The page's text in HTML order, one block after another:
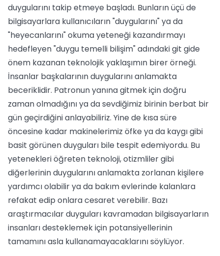
duygularını takip etmeye başladı. Bunların üçü de
bilgisayarlara kullanıcıların "duygularını" ya da
"heyecanlarını" okuma yeteneği kazandırmayı
hedefleyen "duygu temelli bilişim" adındaki git gide
önem kazanan teknolojik yaklaşımın birer örneği.
İnsanlar başkalarının duygularını anlamakta
beceriklidir. Patronun yanına gitmek için doğru
zaman olmadığını ya da sevdiğimiz birinin berbat bir
gün geçirdiğini anlayabiliriz. Yine de kısa süre
öncesine kadar makinelerimiz öfke ya da kaygı gibi
basit görünen duyguları bile tespit edemiyordu. Bu
yetenekleri öğreten teknoloji, otizmliler gibi
diğerlerinin duygularını anlamakta zorlanan kişilere
yardımcı olabilir ya da bakım evlerinde kalanlara
refakat edip onlara cesaret verebilir. Bazı
araştırmacılar duyguları kavramadan bilgisayarların
insanları desteklemek için potansiyellerinin
tamamını asla kullanamayacaklarını söylüyor.